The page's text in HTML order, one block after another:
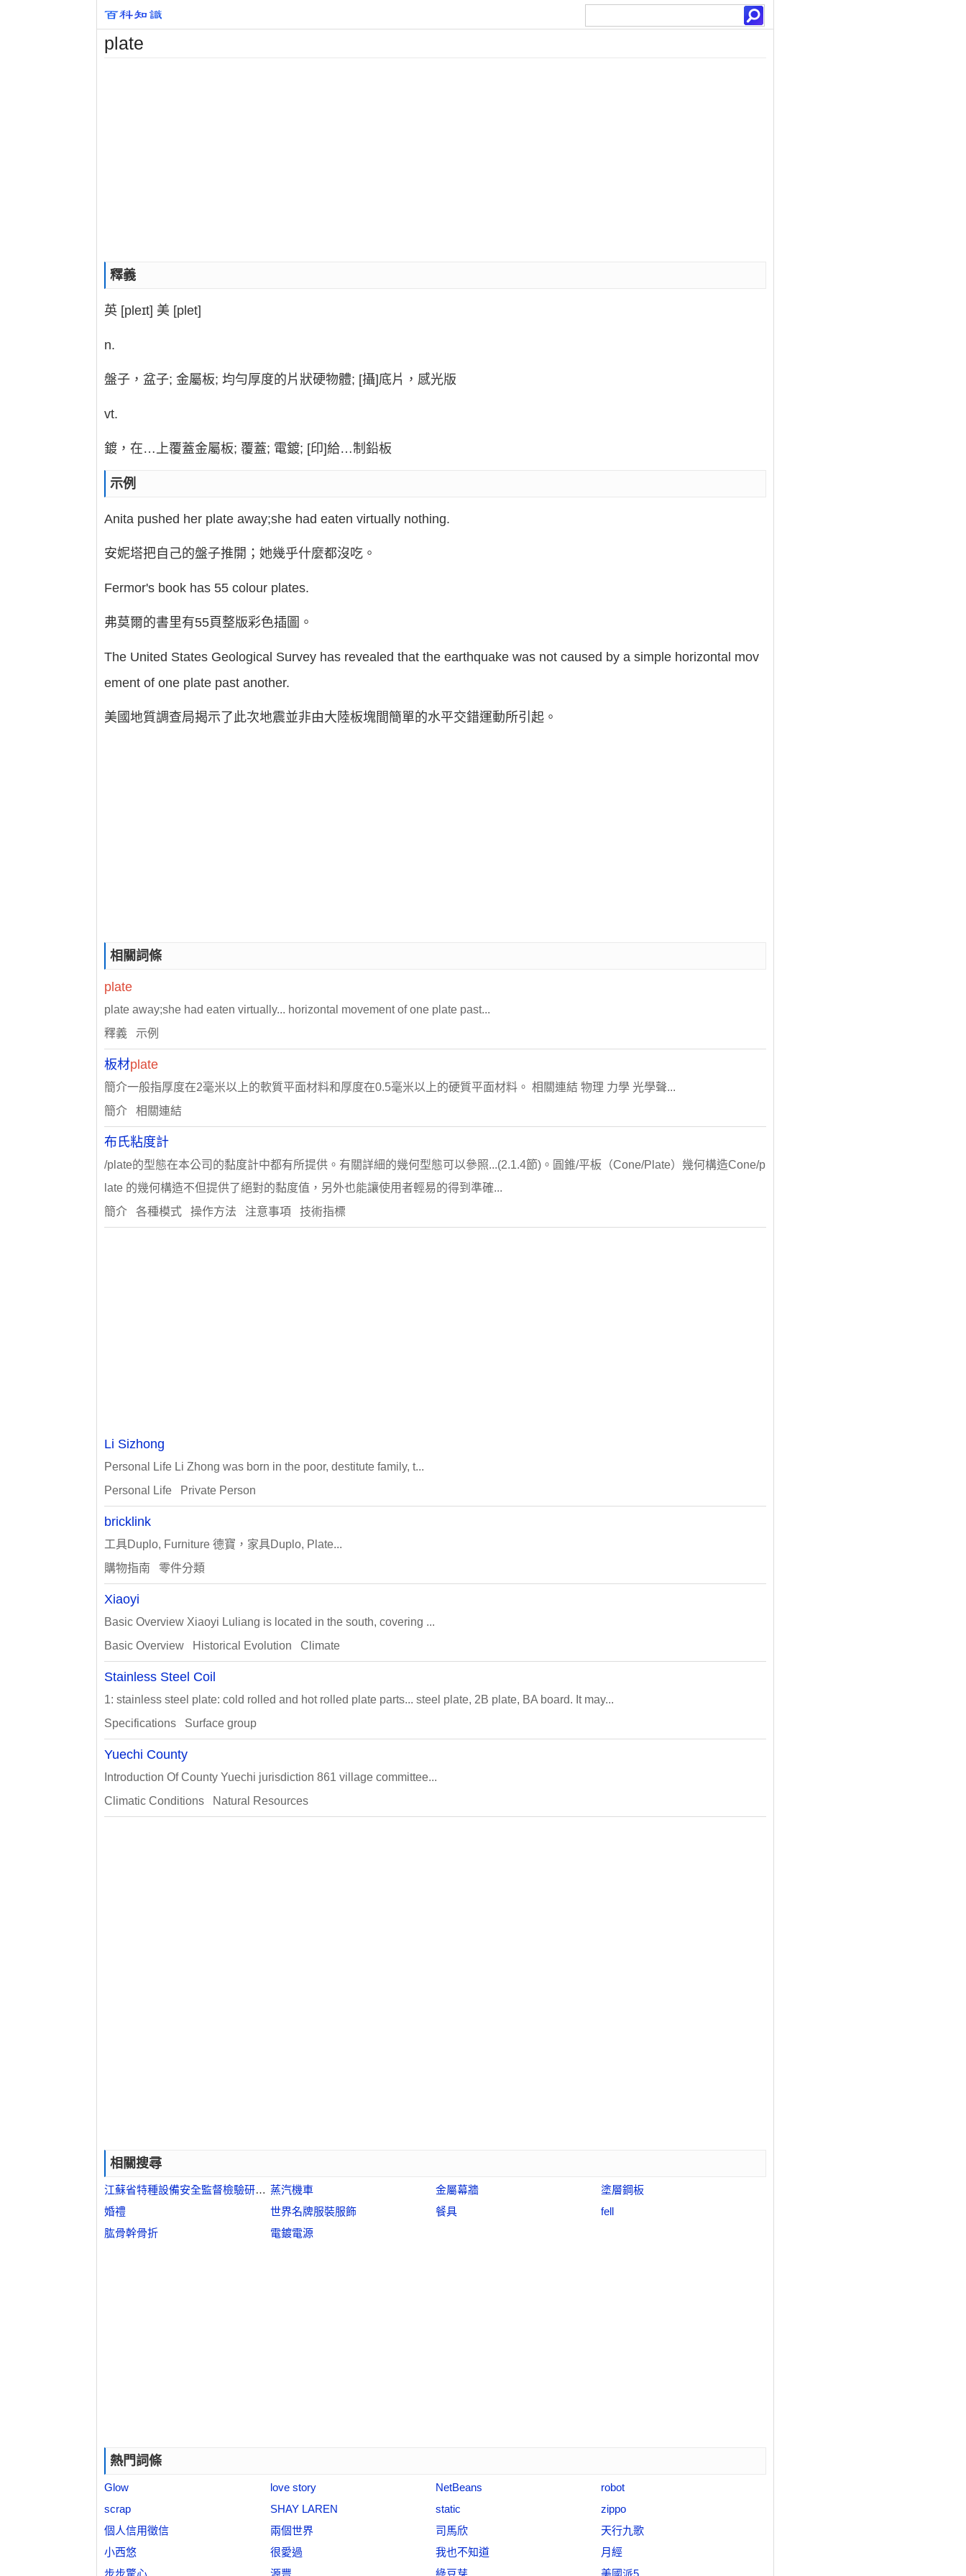
plate
釋義
英 [pleɪt] 美 [plet]
n.
盤子，盆子; 金屬板; 均勻厚度的片狀硬物體; [攝]底片，感光版
vt.
鍍，在…上覆蓋金屬板; 覆蓋; 電鍍; [印]給…制鉛板
示例
Anita pushed her plate away;she had eaten virtually nothing.
安妮塔把自己的盤子推開；她幾乎什麼都沒吃。
Fermor's book has 55 colour plates.
弗莫爾的書里有55頁整版彩色插圖。
The United States Geological Survey has revealed that the earthquake was not caused by a simple horizontal mov
ement of one plate past another.
美國地質調查局揭示了此次地震並非由大陸板塊間簡單的水平交錯運動所引起。
相關詞條
plate
plate away;she had eaten virtually... horizontal movement of one plate past...
釋義 示例
板材plate
簡介一般指厚度在2毫米以上的軟質平面材料和厚度在0.5毫米以上的硬質平面材料。 相關連結 物理 力學 光學聲...
簡介 相關連結
布氏粘度計
/plate的型態在本公司的黏度計中都有所提供。有關詳細的幾何型態可以參照...(2.1.4節)。圓錐/平板（Cone/Plate）幾何構造Cone/p
late 的幾何構造不但提供了絕對的黏度值，另外也能讓使用者輕易的得到準確...
簡介 各種模式 操作方法 注意事項 技術指標
Li Sizhong
Personal Life Li Zhong was born in the poor, destitute family, t...
Personal Life Private Person
bricklink
工具Duplo, Furniture 德寶，家具Duplo, Plate...
購物指南 零件分類
Xiaoyi
Basic Overview Xiaoyi Luliang is located in the south, covering ...
Basic Overview Historical Evolution Climate
Stainless Steel Coil
1: stainless steel plate: cold rolled and hot rolled plate parts... steel plate, 2B plate, BA board. It may...
Specifications Surface group
Yuechi County
Introduction Of County Yuechi jurisdiction 861 village committee...
Climatic Conditions Natural Resources
相關搜尋
江蘇省特種設備安全監督檢驗研究院 蒸汽機車 金屬幕牆
塗層鋼板
婚禮
世界名牌服裝服飾 餐具
fell
肱骨幹骨折
電鍍電源
熱門詞條
Glow love story NetBeans
robot
scrap
SHAY LAREN static
zippo
個人信用徵信
兩個世界 司馬欣
天行九歌
小西悠
很愛過 我也不知道
月經
步步驚心
源豐 綠豆芽 美國派5